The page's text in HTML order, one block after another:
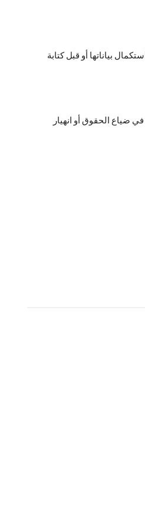
بياناتها أو قبل كتابة
ضياع الحقوق أو انهيار